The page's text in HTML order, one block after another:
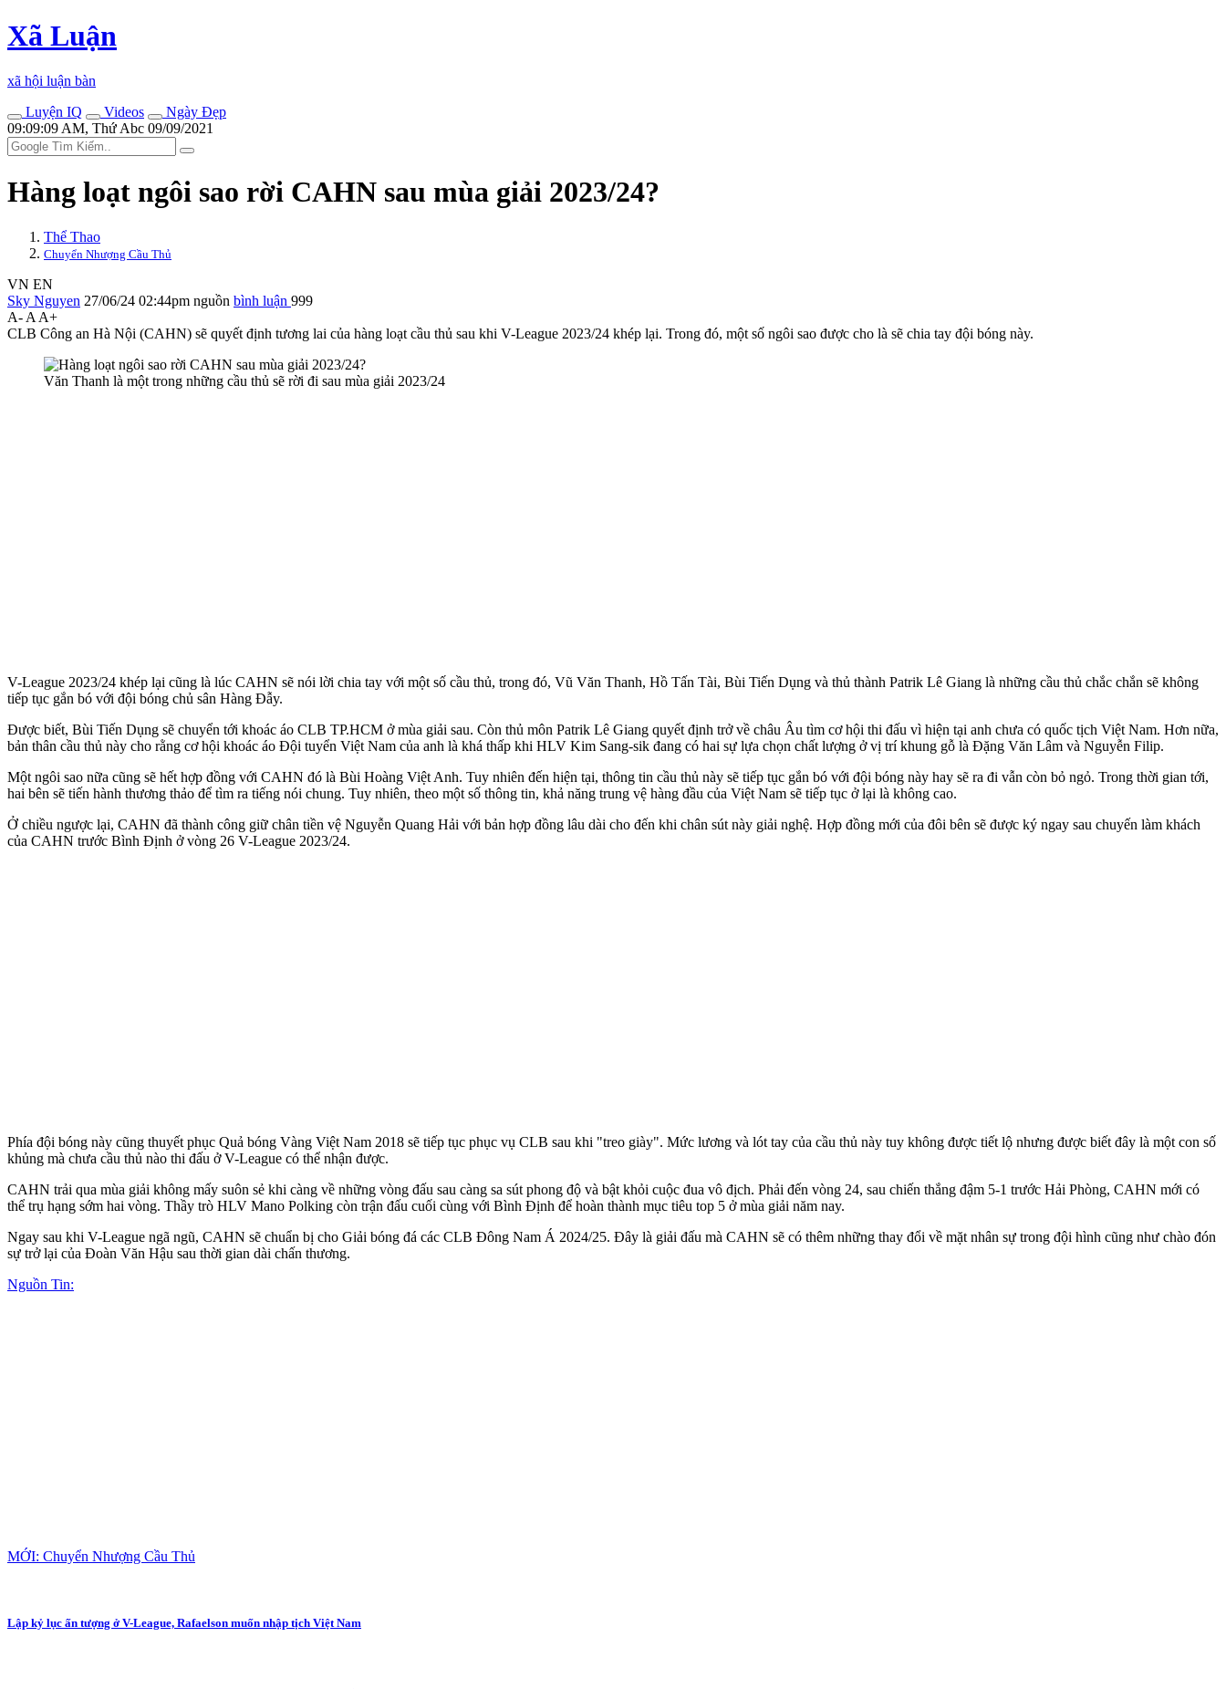
Xã Luận
xã hội luận bàn
Luyện IQ
Videos
Ngày Đẹp
09:09:09 AM, Thứ Abc 09/09/2021
Hàng loạt ngôi sao rời CAHN sau mùa giải 2023/24?
Thể Thao
Chuyển Nhượng Cầu Thủ
VN EN
Sky Nguyen 27/06/24 02:44pm nguồn bình luận 999
A- A A+
CLB Công an Hà Nội (CAHN) sẽ quyết định tương lai của hàng loạt cầu thủ sau khi V-League 2023/24 khép lại. Trong đó, một số ngôi sao được cho là sẽ chia tay đội bóng này.
Văn Thanh là một trong những cầu thủ sẽ rời đi sau mùa giải 2023/24
V-League 2023/24 khép lại cũng là lúc CAHN sẽ nói lời chia tay với một số cầu thủ, trong đó, Vũ Văn Thanh, Hồ Tấn Tài, Bùi Tiến Dụng và thủ thành Patrik Lê Giang là những cầu thủ chắc chắn sẽ không
tiếp tục gắn bó với đội bóng chủ sân Hàng Đẫy.
Được biết, Bùi Tiến Dụng sẽ chuyển tới khoác áo CLB TP.HCM ở mùa giải sau. Còn thủ môn Patrik Lê Giang quyết định trở về châu Âu tìm cơ hội thi đấu vì hiện tại anh chưa có quốc tịch Việt Nam. Hơn nữa,
bản thân cầu thủ này cho rằng cơ hội khoác áo Đội tuyển Việt Nam của anh là khá thấp khi HLV Kim Sang-sik đang có hai sự lựa chọn chất lượng ở vị trí khung gỗ là Đặng Văn Lâm và Nguyễn Filip.
Một ngôi sao nữa cũng sẽ hết hợp đồng với CAHN đó là Bùi Hoàng Việt Anh. Tuy nhiên đến hiện tại, thông tin cầu thủ này sẽ tiếp tục gắn bó với đội bóng này hay sẽ ra đi vẫn còn bỏ ngỏ. Trong thời gian tới,
hai bên sẽ tiến hành thương thảo để tìm ra tiếng nói chung. Tuy nhiên, theo một số thông tin, khả năng trung vệ hàng đầu của Việt Nam sẽ tiếp tục ở lại là không cao.
Ở chiều ngược lại, CAHN đã thành công giữ chân tiền vệ Nguyễn Quang Hải với bản hợp đồng lâu dài cho đến khi chân sút này giải nghệ. Hợp đồng mới của đôi bên sẽ được ký ngay sau chuyến làm khách
của CAHN trước Bình Định ở vòng 26 V-League 2023/24.
Phía đội bóng này cũng thuyết phục Quả bóng Vàng Việt Nam 2018 sẽ tiếp tục phục vụ CLB sau khi "treo giày". Mức lương và lót tay của cầu thủ này tuy không được tiết lộ nhưng được biết đây là một con số
khủng mà chưa cầu thủ nào thi đấu ở V-League có thể nhận được.
CAHN trải qua mùa giải không mấy suôn sẻ khi càng về những vòng đấu sau càng sa sút phong độ và bật khỏi cuộc đua vô địch. Phải đến vòng 24, sau chiến thắng đậm 5-1 trước Hải Phòng, CAHN mới có
thể trụ hạng sớm hai vòng. Thầy trò HLV Mano Polking còn trận đấu cuối cùng với Bình Định để hoàn thành mục tiêu top 5 ở mùa giải năm nay.
Ngay sau khi V-League ngã ngũ, CAHN sẽ chuẩn bị cho Giải bóng đá các CLB Đông Nam Á 2024/25. Đây là giải đấu mà CAHN sẽ có thêm những thay đổi về mặt nhân sự trong đội hình cũng như chào đón
sự trở lại của Đoàn Văn Hậu sau thời gian dài chấn thương.
Nguồn Tin:
MỚI: Chuyển Nhượng Cầu Thủ
Lập kỷ lục ấn tượng ở V-League, Rafaelson muốn nhập tịch Việt Nam